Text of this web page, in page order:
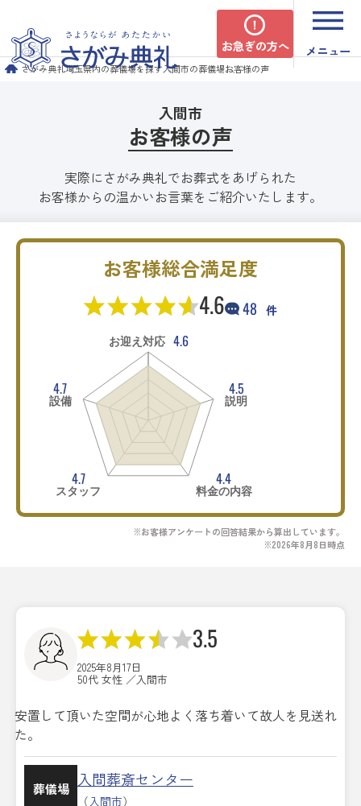
お急ぎの方へ メニュー
さがみ典礼埼玉県内の葬儀場を探す入間市の葬儀場お客様の声
入間市
お客様の声
実際にさがみ典礼でお葬式をあげられた
お客様からの温かいお言葉をご紹介いたします。
お客様総合満足度
4.6 48 件
お迎え対応 4.6
4.5
説明
4.4
料金の内容
4.7
スタッフ
4.7
設備
※お客様アンケートの回答結果から算出しています。
※2026年8月8日時点
3.5
2025年8月17日
50代 女性 ／入間市
安置して頂いた空間が心地よく落ち着いて故人を見送れ
た。
葬儀場 入間葬斎センター
（入間市）